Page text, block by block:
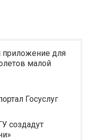
приложение для
малой
Госуслуг
создадут